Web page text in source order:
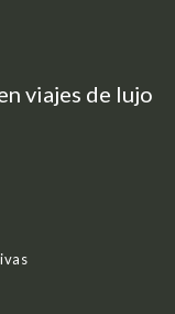
viajes de lujo